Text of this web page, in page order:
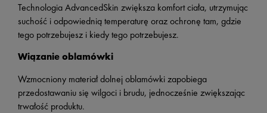
Technologia AdvancedSkin zwiększa komfort ciała, utrzymując
suchość i odpowiednią temperaturę oraz ochronę tam, gdzie
tego potrzebujesz i kiedy tego potrzebujesz.
Wiązanie oblamówki
Wzmocniony materiał dolnej oblamówki zapobiega
przedostawaniu się wilgoci i brudu, jednocześnie zwiększając
trwałość produktu.